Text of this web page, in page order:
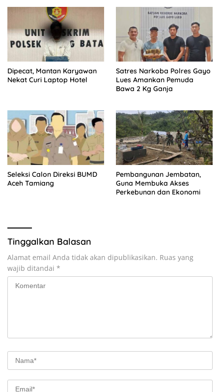
Dipecat, Mantan Karyawan
Nekat Curi Laptop Hotel
Satres Narkoba Polres Gayo
Lues Amankan Pemuda
Bawa 2 Kg Ganja
Seleksi Calon Direksi BUMD
Aceh Tamiang
Pembangunan Jembatan,
Guna Membuka Akses
Perkebunan dan Ekonomi
Tinggalkan Balasan
Alamat email Anda tidak akan dipublikasikan. Ruas yang
wajib ditandai *